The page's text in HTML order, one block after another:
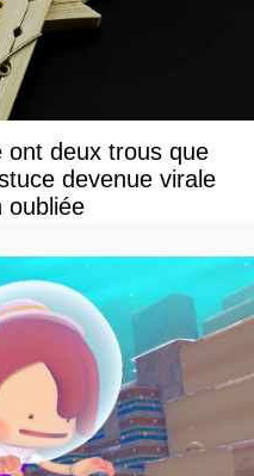
ont deux trous que
devenue virale
oubliée